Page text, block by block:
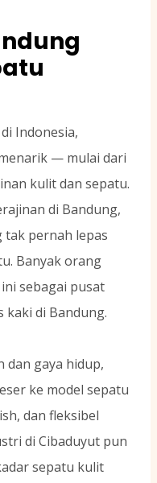
Indonesia,
— mulai dari
kulit dan sepatu.
di Bandung,
tak pernah lepas
Banyak orang
sebagai pusat
kaki di Bandung.
dan gaya hidup,
ke model sepatu
dan fleksibel
di Cibaduyut pun
sepatu kulit